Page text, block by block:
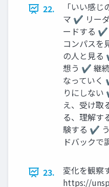
22.
「いい感
マ ✔ リー
ードする ✔
コンパス
の人と見る
想う ✔ 継
なってい
りにしな
え、受け
る、理解
験する ✔
ドバックで
23.
変化を観察
https://